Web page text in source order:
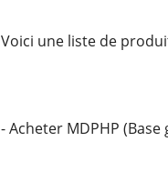
Voici une liste de
- Acheter MDPHP